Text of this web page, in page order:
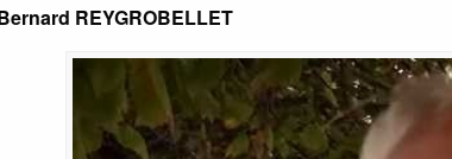
REYGROBELLET